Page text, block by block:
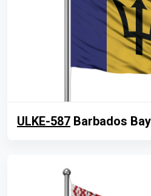
ULKE-587 Barbados